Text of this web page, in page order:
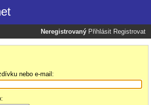
Neregistrovaný Přihlásit Registrovat
nebo e-mail: